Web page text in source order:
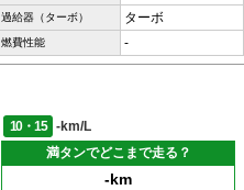
過給器（ターボ） ターボ
燃費性能 -
10・15
-km/L
満タンでどこまで走る？
-km